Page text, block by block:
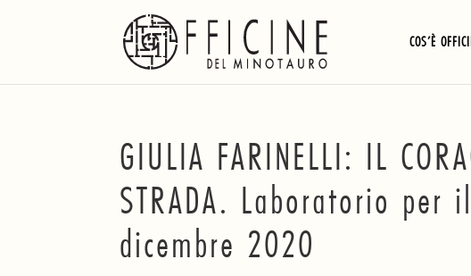
COS’È
GIULIA FARINELLI: IL
STRADA. Laboratorio per
dicembre 2020